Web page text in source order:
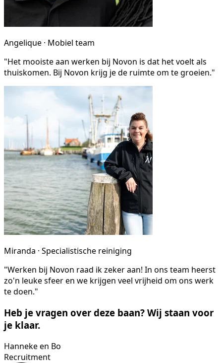
Angelique · Mobiel team
"Het mooiste aan werken bij Novon is dat het voelt als
thuiskomen. Bij Novon krijg je de ruimte om te groeien."
Miranda · Specialistische reiniging
"Werken bij Novon raad ik zeker aan! In ons team heerst
zo'n leuke sfeer en we krijgen veel vrijheid om ons werk
te doen."
Heb je vragen over deze baan? Wij staan voor
je klaar.
Hanneke en Bo
Recruitment